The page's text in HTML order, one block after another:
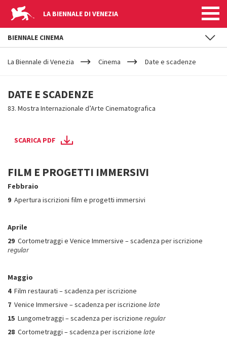
LA BIENNALE DI VENEZIA
YOUR
ARE
La Biennale di Venezia Cinema Date e scadenze
DATE
E
SCADENZE
DATE E SCADENZE
83. Mostra Internazionale d’Arte Cinematografica
SCARICA PDF
FILM E PROGETTI IMMERSIVI
Febbraio
9 Apertura iscrizioni film e progetti immersivi
Aprile
29 Cortometraggi e Venice Immersive – scadenza per iscrizione
regular
Maggio
4 Film restaurati – scadenza per iscrizione
7 Venice Immersive – scadenza per iscrizione late
15 Lungometraggi – scadenza per iscrizione regular
28 Cortometraggi – scadenza per iscrizione late
BIENNALE CINEMA